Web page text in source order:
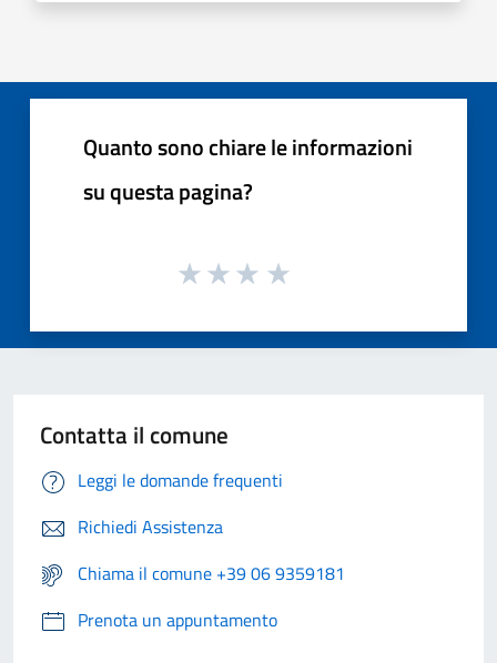
Quanto sono chiare le informazioni
su questa pagina?
Contatta il comune
Leggi le domande frequenti
Richiedi Assistenza
Chiama il comune +39 06 9359181
Prenota un appuntamento